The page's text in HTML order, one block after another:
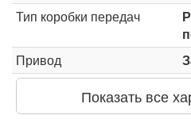
Тип коробки передач
Привод
Показать все